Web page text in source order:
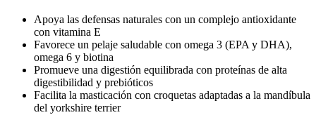
Apoya las defensas naturales con un complejo antioxidante
con vitamina E
Favorece un pelaje saludable con omega 3 (EPA y DHA),
omega 6 y biotina
Promueve una digestión equilibrada con proteínas de alta
digestibilidad y prebióticos
Facilita la masticación con croquetas adaptadas a la mandíbula
del yorkshire terrier